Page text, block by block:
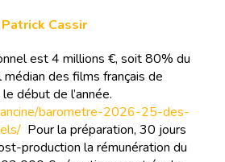
Patrick Cassir
est 4 millions €, soit 80% du
des films français de
début de l’année.
barometre-2026-25-des-
Pour la préparation, 30 jours
production la rémunération du